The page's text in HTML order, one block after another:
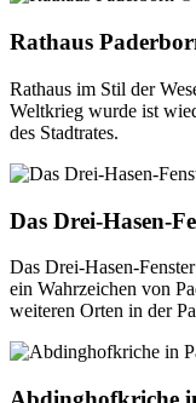
Rathaus
Rathaus im Stil der
Weltkrieg wurde ist
des Stadtrates.
Das Drei-Hasen-
Das Drei-Hasen-
ein Wahrzeichen von
weiteren Orten in der